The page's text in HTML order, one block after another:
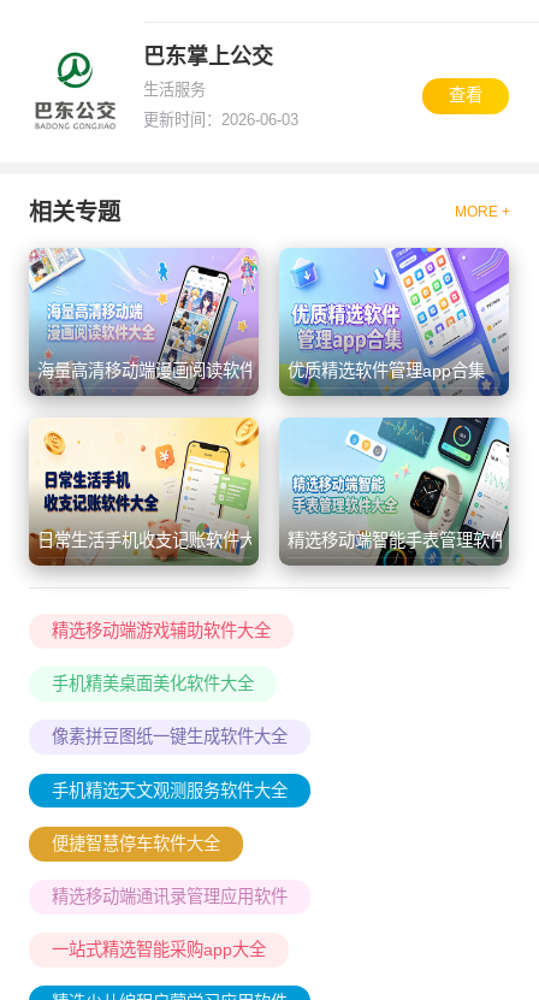
巴东掌上公交
生活服务
更新时间：2026-06-03
查看
相关专题 MORE +
海量高清移动端漫画阅读软件大全优质精选软件管理app合集
日常生活手机收支记账软件大全 精选移动端智能手表管理软件大全
精选移动端游戏辅助软件大全
手机精美桌面美化软件大全
像素拼豆图纸一键生成软件大全
手机精选天文观测服务软件大全
便捷智慧停车软件大全
精选移动端通讯录管理应用软件
一站式精选智能采购app大全